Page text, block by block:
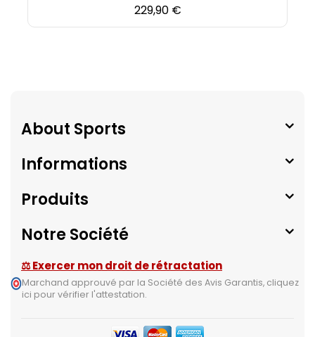
Prix
229,90 €
About Sports
Informations
Produits
Notre Société
⚖ Exercer mon droit de rétractation
Marchand approuvé par la Société des Avis Garantis, cliquez
ici pour vérifier l'attestation.